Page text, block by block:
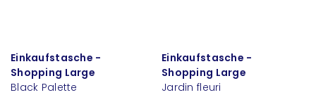
Einkaufstasche -
Shopping Large
Black Palette
Einkaufstasche -
Shopping Large
Jardin fleuri